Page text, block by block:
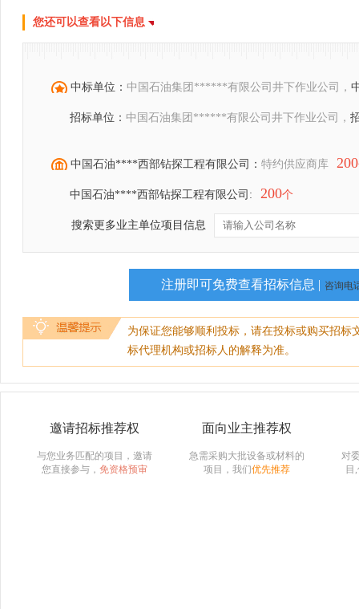
您还可以查看以下信息
中标单位： 中国石油集团******有限公司井下作业公司，
招标单位： 中国石油集团******有限公司井下作业公司，
中国石油****西部钻探工程有限公司： 特约供应商库 200
中国石油****西部钻探工程有限公司: 200个
搜索更多业主单位项目信息
注册即可免费查看招标信息 | 咨询电
为保证您能够顺利投标，请在投标或购买招
标代理机构或招标人的解释为准。
邀请招标推荐权
与您业务匹配的项目，邀请
您直接参与， 免资格预审
面向业主推荐权
急需采购大批设备或材料的
项目，我们优先推荐
对
目